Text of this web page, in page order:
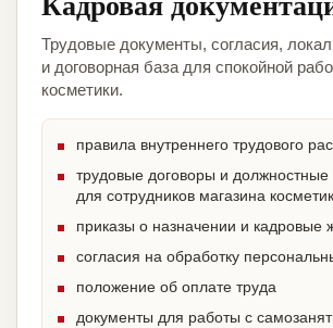
Трудовые документы, согласия,
и договорная база для спокойной
косметики.
правила внутреннего трудового
трудовые договоры и должностные
для сотрудников магазина
приказы о назначении и кадровые
согласия на обработку
положение об оплате труда
документы для работы с